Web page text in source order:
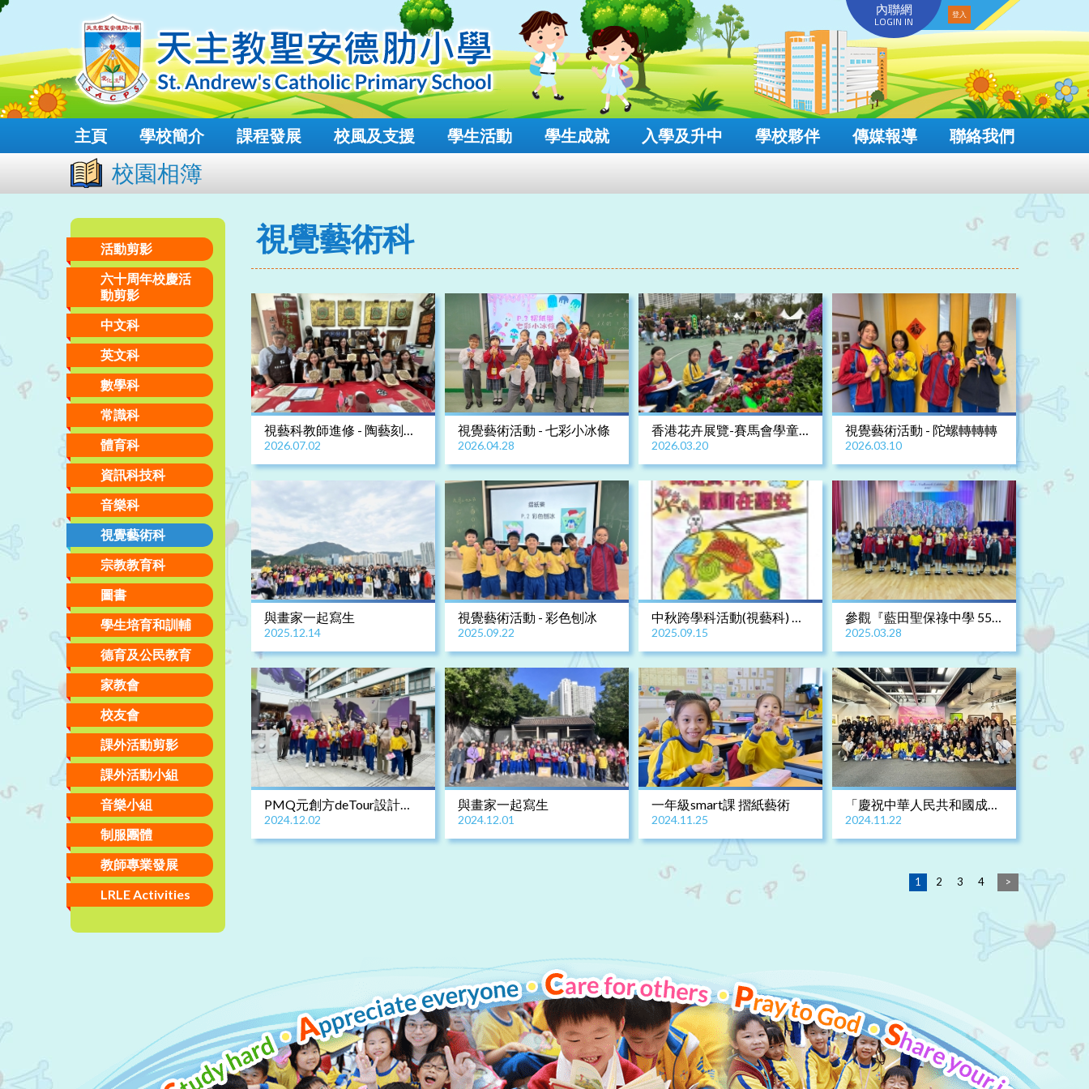
內聯網
LOGIN IN
主頁 學校簡介 課程發展 校風及支援 學生活動 學生成就 入學及升中 學校夥伴 傳媒報導 聯絡我們
校園相簿
活動剪影
六十周年校慶活
動剪影
中文科
英文科
數學科
常識科
體育科
資訊科技科
音樂科
視覺藝術科
宗教教育科
圖書
學生培育和訓輔
德育及公民教育
家教會
校友會
課外活動剪影
課外活動小組
音樂小組
制服團體
教師專業發展
LRLE Activities
視覺藝術科
視藝科教師進修 - 陶藝刻字
班課程
2026.07.02
視覺藝術活動 - 七彩小冰條
2026.04.28
香港花卉展覽-賽馬會學童
繪畫比賽2026
2026.03.20
視覺藝術活動 - 陀螺轉轉轉
2026.03.10
與畫家一起寫生
2025.12.14
視覺藝術活動 - 彩色刨冰
2025.09.22
中秋跨學科活動(視藝科) 親
子花燈設計《優秀作品》
2025.09.15
參觀『藍田聖保祿中學 55
周年美術及針黹展覽』
2025.03.28
PMQ元創方deTour設計節
導賞團
2024.12.02
與畫家一起寫生
2024.12.01
一年級smart課 摺紙藝術
2024.11.25
「慶祝中華人民共和國成立
75週年-2024中國當代油畫/
攝影學術邀請展」開幕禮
2024.11.22
1 2 3 4 >